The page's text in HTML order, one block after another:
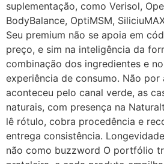
suplementação, como Verisol,
BodyBalance, OptiMSM,
Seu premium não se apoia em
preço, e sim na inteligência da
combinação dos ingredientes e
experiência de consumo. Não por
aconteceu pelo canal verde, as
naturais, com presença na
lê rótulo, cobra procedência e
entrega consistência.
não como buzzword O portfólio